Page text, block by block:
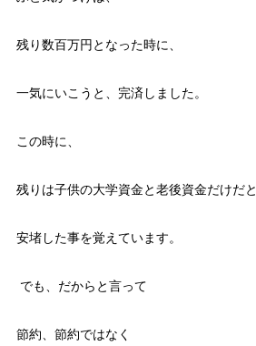
残り数百万円となった時に、
一気にいこうと、完済しました。
この時に、
残りは子供の大学資金と老後資金だけだと
安堵した事を覚えています。
でも、だからと言って
節約、節約ではなく